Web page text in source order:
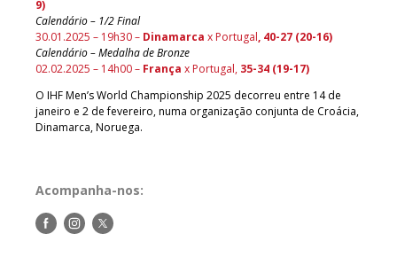
9)
Calendário – 1/2 Final
30.01.2025 – 19h30 – Dinamarca x Portugal, 40-27 (20-16)
Calendário – Medalha de Bronze
02.02.2025 – 14h00 – França x Portugal, 35-34 (19-17)
O IHF Men’s World Championship 2025 decorreu entre 14 de
janeiro e 2 de fevereiro, numa organização conjunta de Croácia,
Dinamarca, Noruega.
Acompanha-nos:
Siga-Siga-Siga-